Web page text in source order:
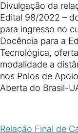
Divulgação da
Edital 98/2022 –
para ingresso no
Docência para a
Tecnológica,
modalidade a
nos Polos de
Aberta do Brasil-
Relação Final de